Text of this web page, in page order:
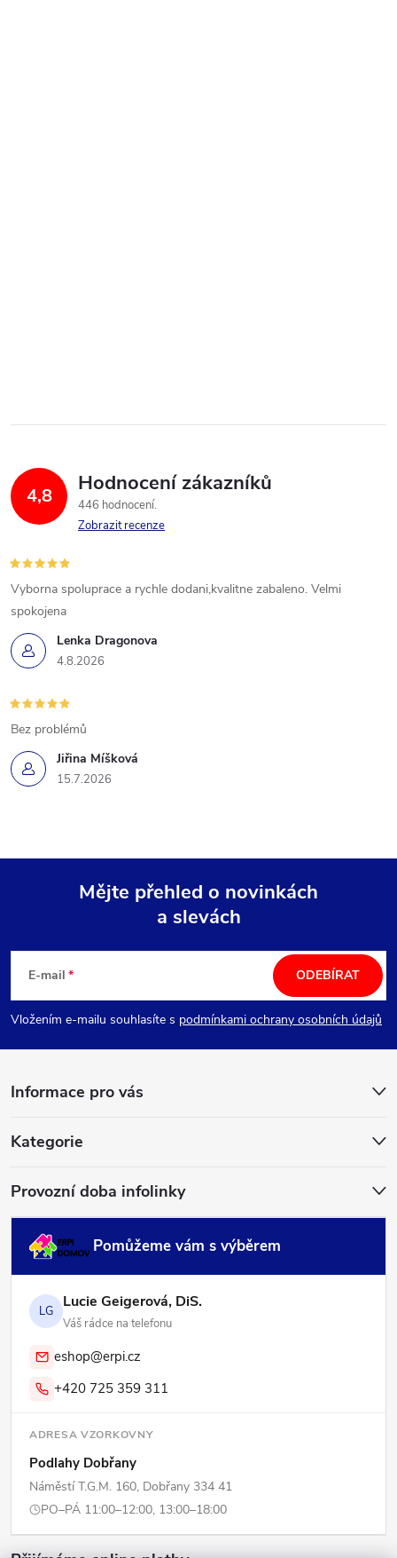
4,8 Hodnocení zákazníků
446 hodnocení
Zobrazit recenze
Lenka Dragonova
4.8.2026
Vyborna spoluprace a rychle dodani,kvalitne zabaleno. Velmi
spokojena
Jiřina Míšková
15.7.2026
Bez problémů
p
a
Mějte přehled o novinkách
a slevách
E-mail
Vložením e-mailu souhlasíte s podmínkami ochrany osobních údajů
ODEBÍRAT
Informace pro vás
Kategorie
Provozní doba infolinky
Pomůžeme vám s výběrem
LG Lucie Geigerová, DiS.
Váš rádce na telefonu
eshop@erpi.cz
+420 725 359 311
ADRESA VZORKOVNY
Podlahy Dobřany
Náměstí T.G.M. 160, Dobřany 334 41
PO–PÁ 11:00–12:00, 13:00–18:00